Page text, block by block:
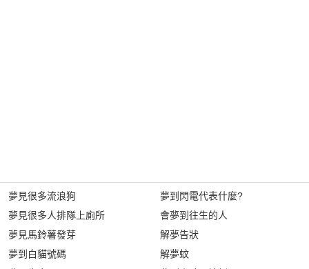
夢見很多流浪狗
夢見很多人排隊上廁所
夢見馬鈴薯發芽
夢到白貓號碼
夢到閃電代表什麼?
會夢到往生的人
解夢告狀
解夢蚊